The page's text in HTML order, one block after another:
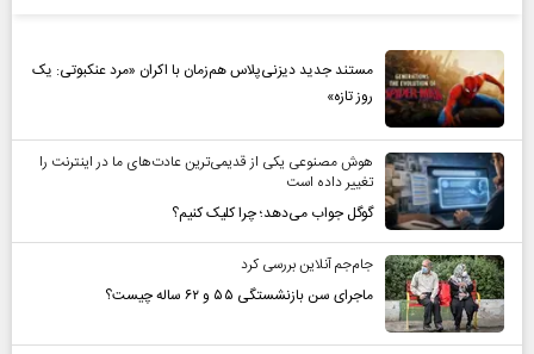
مستند جدید دیزنی‌پلاس هم‌زمان با اکران «مرد عنکبوتی: یک
روز تازه»
هوش مصنوعی یکی از قدیمی‌ترین عادت‌های ما در اینترنت را
تغییر داده است
گوگل جواب می‌دهد؛ چرا کلیک کنیم؟
جام‌جم آنلاین بررسی کرد
ماجرای سن بازنشستگی ۵۵ و ۶۲ ساله چیست؟